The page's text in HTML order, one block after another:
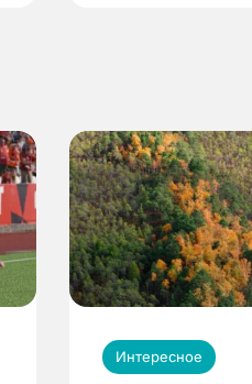
Интересное